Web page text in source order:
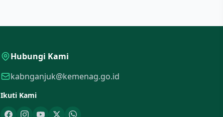
Hubungi Kami
kabnganjuk@kemenag.go.id
Ikuti Kami